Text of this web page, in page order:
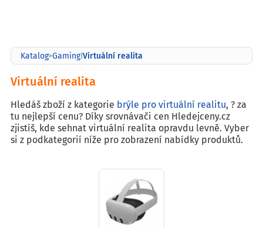
Katalog>Gaming|Virtuální realita
Virtuální realita
Hledáš zboží z kategorie brýle pro virtuální realitu, ? za
tu nejlepší cenu? Díky srovnávači cen Hledejceny.cz
zjistíš, kde sehnat virtuální realita opravdu levně. Vyber
si z podkategorií níže pro zobrazení nabídky produktů.